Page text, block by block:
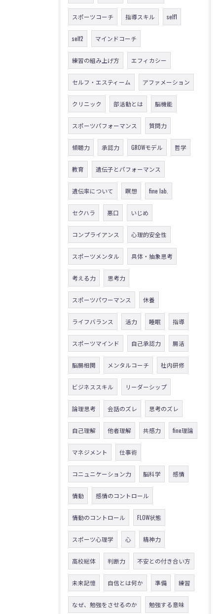
スポーツコーチ 指導スキル self1
self2 マインドコーチ
練習の組み上げ方 エフィカシー
セルフ・エスティーム アファメーション
クリニック 部活動とは 脳機能
スポーツパフォーマンス 質問力
傾聴力 承認力 GROWモデル 哲学
教育 遺伝子とパフォーマンス
遺伝率について 瞑想 fine lab.
セクハラ 悪口 いじめ
コンプライアンス 心理的安全性
スポーツメンタル 具体・抽象思考
考える力 思考力
スポーツパワーマンス 休養
ライフバランス 活力 睡眠 指導
スポーツマインド 自己承認力 腸活
脳腸相関 メンタルコーチ 社内研修
ビジネススキル リーダーシップ
論理思考 会話のズレ 思考のズレ
自己理解 他者理解 共感力 fine理論
マネジメント 仕事術
コニュニケーション力 脳科学 感情
情動 感情のコントロール
情動のコントロール FLOW状態
スポーツ心理学 心 精神力
高校総体 判断力 不安との付き合い方
未来記憶 自信とは何か 準備 練習
なぜ、勉強をさせるのか 勉強する意味